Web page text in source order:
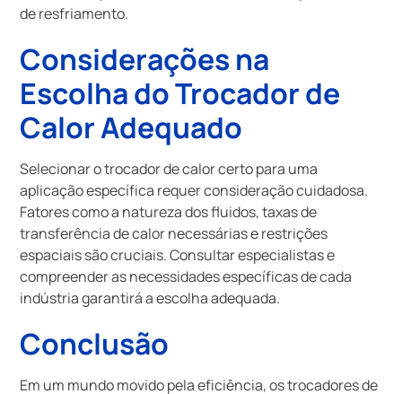
de resfriamento.
Considerações na
Escolha do Trocador de
Calor Adequado
Selecionar o trocador de calor certo para uma
aplicação específica requer consideração cuidadosa.
Fatores como a natureza dos fluidos, taxas de
transferência de calor necessárias e restrições
espaciais são cruciais. Consultar especialistas e
compreender as necessidades específicas de cada
indústria garantirá a escolha adequada.
Conclusão
Em um mundo movido pela eficiência, os trocadores de